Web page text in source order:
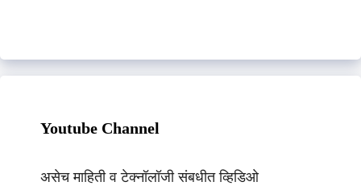
Youtube Channel
असेच माहिती व टेक्नॉलॉजी संबधीत व्हिडिओ